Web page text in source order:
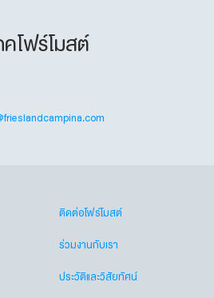
โฟร์โมสต์
ติดต่อโฟร์โมสต์
ร่วมงานกับเรา
ประวัติและวิสัยทัศน์